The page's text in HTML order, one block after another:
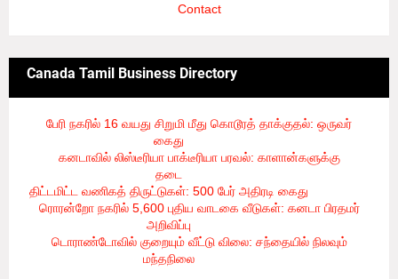
Contact
Canada Tamil Business Directory
பேரி நகரில் 16 வயது சிறுமி மீது கொடூரத் தாக்குதல்: ஒருவர்
கைது
கனடாவில் லிஸ்டீரியா பாக்டீரியா பரவல்: காளான்களுக்கு
தடை
திட்டமிட்ட வணிகத் திருட்டுகள்: 500 பேர் அதிரடி கைது
ரொரன்றோ நகரில் 5,600 புதிய வாடகை வீடுகள்: கனடா பிரதமர்
அறிவிப்பு
டொராண்டோவில் குறையும் வீட்டு விலை: சந்தையில் நிலவும்
மந்தநிலை- 8/6/2026